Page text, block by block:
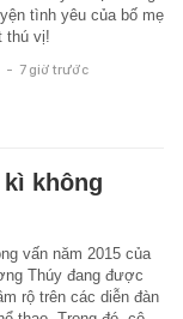
tình yêu của bố mẹ
thú vị!
- 7 giờ trước
không
vấn năm 2015 của
Thúy đang được
rộ trên các diễn đàn